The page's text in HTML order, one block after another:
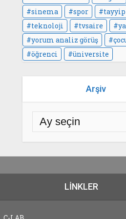
sinema
spor
teknoloji
tvsaire
yorum analiz görüş
öğrenci
üniversite
Arşiv
LINKLER